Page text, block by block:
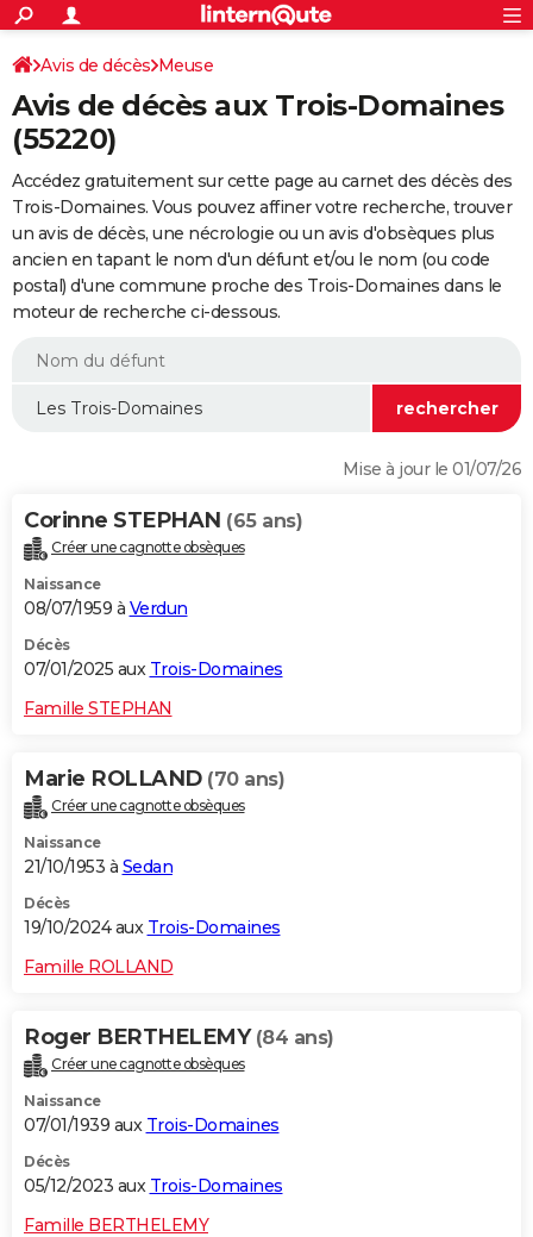
ACTUALITÉS
Politique
Société
Faits Divers
Education
Monde
Villes
+
SPORT
Coupe du monde 2026
Football
Tennis
Cyclisme
Rugby
Forum
FINANCE
Retraite
Impôts
Epargne
Immobilier
Risques naturels par ville
Banque
Assurance
Crédit
Essais
Réserver un essai
Citadines
Berlines
SUV
Forum auto
+
HIGH-TECH
Mobiles
Meilleur smartphone
Internet
Ordinateurs
Jeux vidéo
Guide high-tech
+BRICOLAGE
Forum
Aménagement intérieur
Extérieur
Cuisine
Salle de bains
Jardinage
Rangement
WEEK-END
Guides de France
Escapades
Patrimoine
Expositions
Musées
Week-end nature
LIFESTYLE
Alimentation
Guide de la santé
Maladies
Médicaments
Sommeil
VOYAGE
Destinations
City break
Voyage nature
Voyage de noces
Forum
Climat
+PHOTO
GUIDES D'ACHAT
BONS PLANS
CARTE DE VOEUX
Dictionnaire
Biographies
Citations
Expressions
Proverbes
PROGRAMME TV
COPAINS D'AVANT
S'inscrire
Se connecter
Lycées
Collèges
Primaires
Universités
Entreprises
Service militaire
Avis de recherche
AVIS DE DÉCÈS
Avis de décès Meuse
Avis de décès aux Trois-Domaines
(55220)
Accédez gratuitement sur cette page au carnet des décès des
Trois-Domaines. Vous pouvez affiner votre recherche, trouver
un avis de décès, une nécrologie ou un avis d'obsèques plus
ancien en tapant le nom d'un défunt et/ou le nom (ou code
postal) d'une commune proche des Trois-Domaines dans le
moteur de recherche ci-dessous.
Mise à jour le 01/07/26
Corinne STEPHAN (65 ans)
Créer une cagnotte obsèques
Naissance
08/07/1959 à Verdun
Décès
07/01/2025 aux Trois-Domaines
Famille STEPHAN
Marie ROLLAND (70 ans)
Créer une cagnotte obsèques
Naissance
21/10/1953 à Sedan
Décès
19/10/2024 aux Trois-Domaines
Famille ROLLAND
Roger BERTHELEMY (84 ans)
Créer une cagnotte obsèques
Naissance
07/01/1939 aux Trois-Domaines
Décès
05/12/2023 aux Trois-Domaines
Famille BERTHELEMY